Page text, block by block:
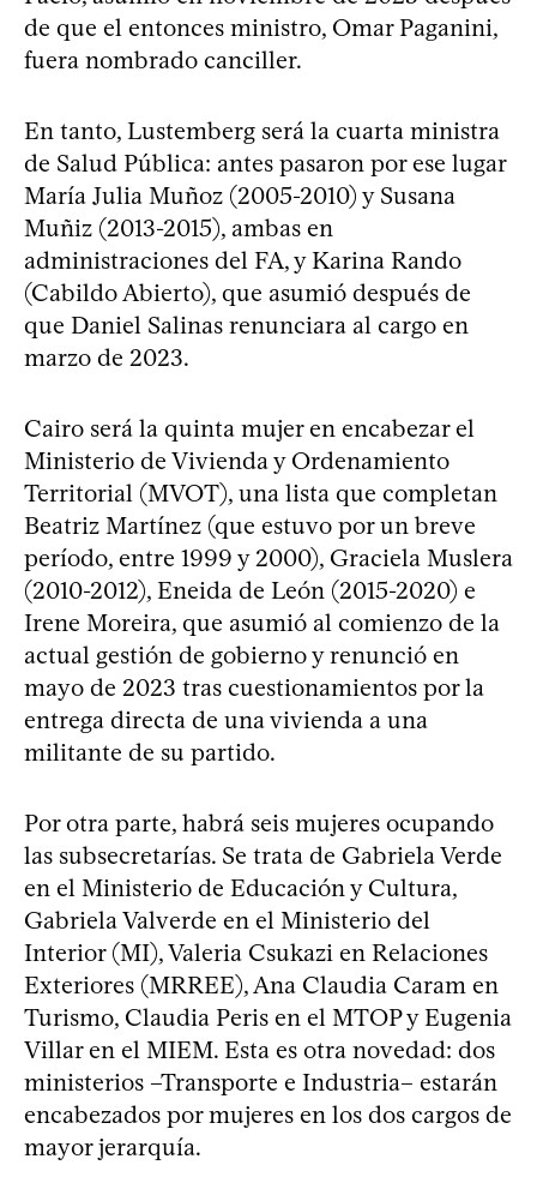
de que el entonces ministro, Omar Paganini,
fuera nombrado canciller.
En tanto, Lustemberg será la cuarta ministra
de Salud Pública: antes pasaron por ese lugar
María Julia Muñoz (2005-2010) y Susana
Muñiz (2013-2015), ambas en
administraciones del FA, y Karina Rando
(Cabildo Abierto), que asumió después de
que Daniel Salinas renunciara al cargo en
marzo de 2023.
Cairo será la quinta mujer en encabezar el
Ministerio de Vivienda y Ordenamiento
Territorial (MVOT), una lista que completan
Beatriz Martínez (que estuvo por un breve
período, entre 1999 y 2000), Graciela Muslera
(2010-2012), Eneida de León (2015-2020) e
Irene Moreira, que asumió al comienzo de la
actual gestión de gobierno y renunció en
mayo de 2023 tras cuestionamientos por la
entrega directa de una vivienda a una
militante de su partido.
Por otra parte, habrá seis mujeres ocupando
las subsecretarías. Se trata de Gabriela Verde
en el Ministerio de Educación y Cultura,
Gabriela Valverde en el Ministerio del
Interior (MI), Valeria Csukazi en Relaciones
Exteriores (MRREE), Ana Claudia Caram en
Turismo, Claudia Peris en el MTOP y Eugenia
Villar en el MIEM. Esta es otra novedad: dos
ministerios –Transporte e Industria– estarán
encabezados por mujeres en los dos cargos de
mayor jerarquía.